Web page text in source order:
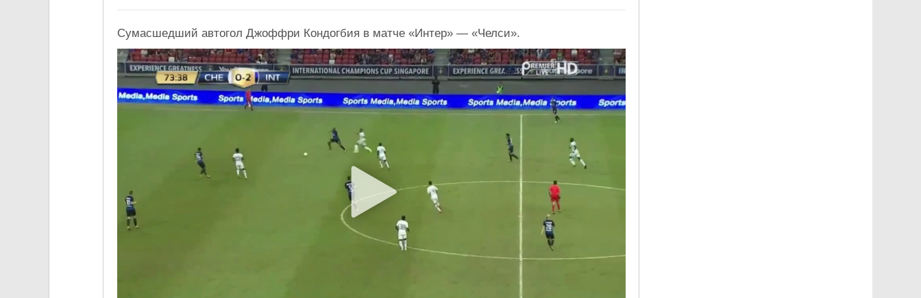
Сумасшедший автогол Джоффри Кондогбия в матче «Интер» — «Челси».